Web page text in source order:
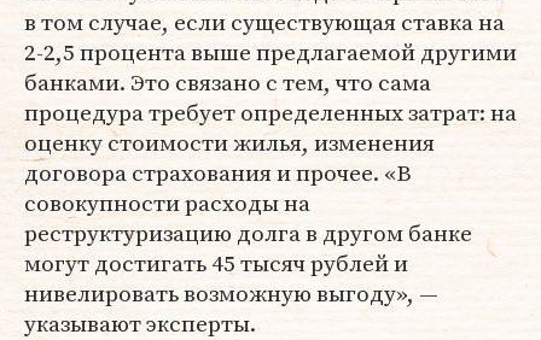
в том случае, если существующая ставка на
2-2,5 процента выше предлагаемой другими
банками. Это связано с тем, что сама
процедура требует определенных затрат: на
оценку стоимости жилья, изменения
договора страхования и прочее. «В
совокупности расходы на
реструктуризацию долга в другом банке
могут достигать 45 тысяч рублей и
нивелировать возможную выгоду», —
указывают эксперты.